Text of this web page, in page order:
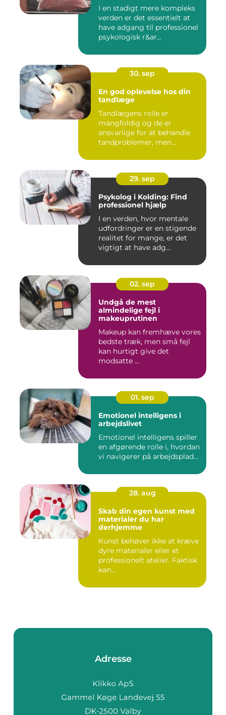
I en stadigt mere kompleks
verden er det essentielt at
have adgang til professionel
psykologisk r&ar...
30. sep
En god oplevelse hos din
tandlæge
Tandlægens rolle er
mangfoldig og de er
ansvarlige for at behandle
tandproblemer, men
29. sep
Psykolog i Kolding: Find
professionel hjælp
I en verden, hvor mentale
udfordringer er en stigende
realitet for mange, er det
vigtigt at have adg...
02. sep
Undgå de mest
almindelige fejl i
makeuprutinen
Makeup kan fremhæve vores
bedste træk, men små fejl
kan hurtigt give det
modsatte ...
01. sep
Emotionel intelligens i
arbejdslivet
Emotionel intelligens spiller
en afgørende rolle i, hvordan
vi navigerer på arbejdsplad...
28. aug
Skab din egen kunst med
materialer du har
derhjemme
Kunst behøver ikke at kræve
dyre materialer eller et
professionelt atelier. Faktisk
kan...
Adresse